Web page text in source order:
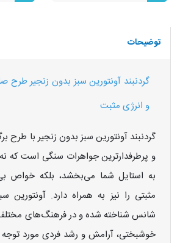
توضیحات
گردنبند آونتورین سبز بدون زنجیر
و انرژی مثبت
گردنبند آونتورین سبز بدون زنجیر با طرح
و پرطرفدارترین جواهرات سنگی است که
به استایل شما می‌بخشد، بلکه خواص
مثبتی را نیز به همراه دارد. آونتورین
شانس شناخته شده و در فرهنگ‌های مختلف
خوشبختی، آرامش و رشد فردی مورد توجه